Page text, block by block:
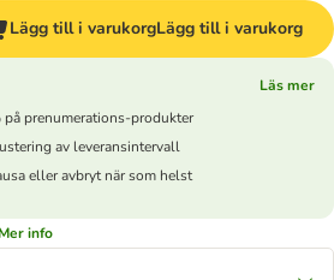
Lägg till i varukorgLägg till i varukorg
Läs mer
på prenumerations-produkter
av leveransintervall
eller avbryt när som helst
Mer info